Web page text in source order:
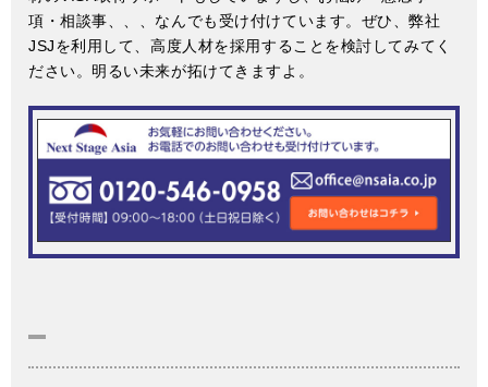
項・相談事、、、なんでも受け付けています。ぜひ、弊社
JSJを利用して、高度人材を採用することを検討してみてく
ださい。明るい未来が拓けてきますよ。